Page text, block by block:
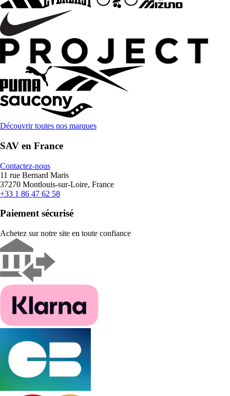
Découvrir toutes nos marques
SAV en France
Contactez-nous
11 rue Bernard Maris
37270 Montlouis-sur-Loire, France
+33 1 86 47 62 58
Paiement sécurisé
Achetez sur notre site en toute confiance